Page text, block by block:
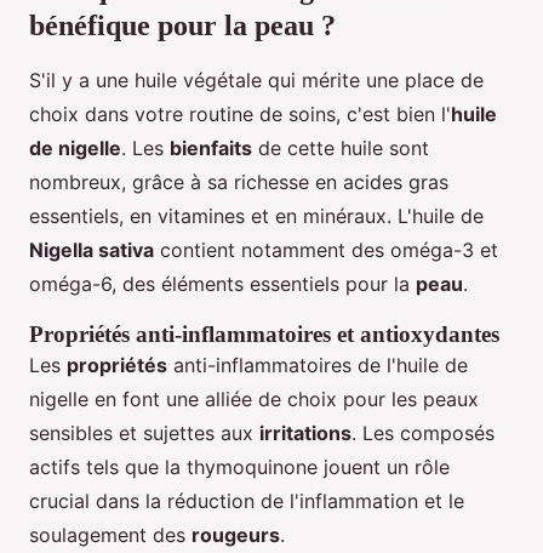
bénéfique pour la peau ?
S'il y a une huile végétale qui mérite une place de
choix dans votre routine de soins, c'est bien l'huile
de nigelle. Les bienfaits de cette huile sont
nombreux, grâce à sa richesse en acides gras
essentiels, en vitamines et en minéraux. L'huile de
Nigella sativa contient notamment des oméga-3 et
oméga-6, des éléments essentiels pour la peau.
Propriétés anti-inflammatoires et antioxydantes
Les propriétés anti-inflammatoires de l'huile de
nigelle en font une alliée de choix pour les peaux
sensibles et sujettes aux irritations. Les composés
actifs tels que la thymoquinone jouent un rôle
crucial dans la réduction de l'inflammation et le
soulagement des rougeurs.